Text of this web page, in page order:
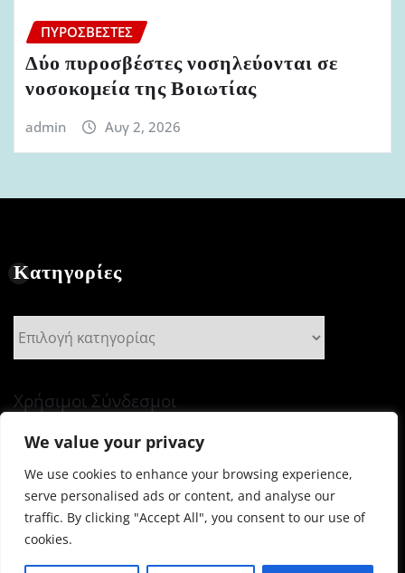
We value your privacy
We use cookies to enhance your browsing experience,
serve personalised ads or content, and analyse our
traffic. By clicking "Accept All", you consent to our use of
cookies.
ΠΥΡΟΣΒΈΣΤΕΣ
Δύο πυροσβέστες νοσηλεύονται σε
νοσοκομεία της Βοιωτίας
admin Αυγ 2, 2026
Κατηγορίες
Κατηγορίες
Χρήσιμοι Σύνδεσμοι
Πνευματικά Δικαιώματα © 2026 | Με την δύναμη του